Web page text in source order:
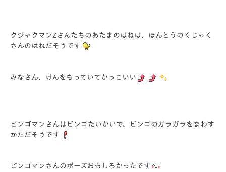
クジャクマンZさんたちのあたまのはねは、ほんとうのくじゃく
さんのはねだそうです
みなさん、けんをもっていてかっこいい
ビンゴマンさんはビンゴたいかいで、ビンゴのガラガラをまわす
かただそうです
ビンゴマンさんのポーズおもしろかったです